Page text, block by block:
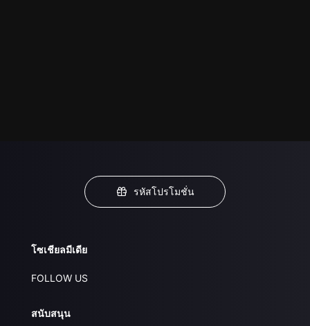
รหัสโปรโมชั่น
โซเชียลมีเดีย
FOLLOW US
สนับสนุน